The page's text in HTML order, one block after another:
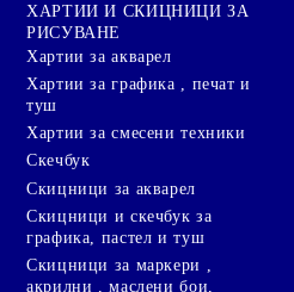
ХАРТИИ И СКИЦНИЦИ ЗА
РИСУВАНЕ
Хартии за акварел
Хартии за графика , печат и
туш
Хартии за смесени техники
Скечбук
Скицници за акварел
Скицници и скечбук за
графика, пастел и туш
Скицници за маркери ,
акрилни , маслени бои,